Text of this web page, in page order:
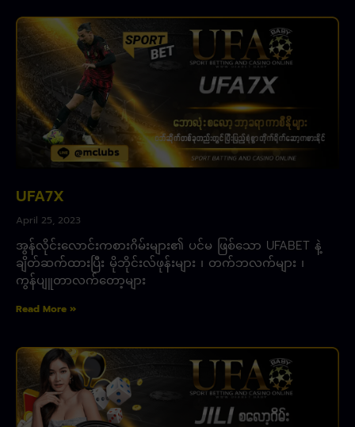
UFA7X
April 25, 2023
အွန်လိုင်းလောင်းကစားဂိမ်းများ၏ ပင်မ ဖြစ်သော UFABET နဲ့
ချိတ်ဆက်ထားပြီး မိုဘိုင်းလ်ဖုန်းများ ၊ တက်ဘလက်များ ၊
ကွန်ပျူတာလက်တော့များ
Read More »